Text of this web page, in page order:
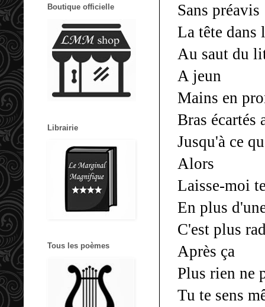
Sans préavis
La tête dans
Au saut du
A jeun
Mains en
Bras écartés
Jusqu'à ce
Alors
Laisse-moi
En plus
C'est plus
Après ça
Plus rien ne
Tu te sens
Boutique officielle
Librairie
Tous les poèmes